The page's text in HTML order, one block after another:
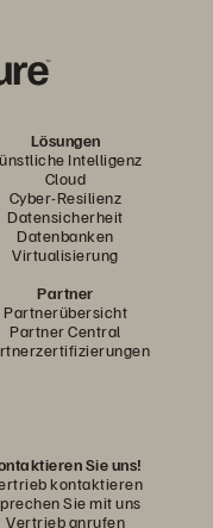
Lösungen
Intelligenz
Cloud
Cyber-Resilienz
Datensicherheit
Datenbanken
Virtualisierung
Partner
Partnerübersicht
Partner Central
Sie uns!
kontaktieren
Sie mit uns
Vertrieb anrufen